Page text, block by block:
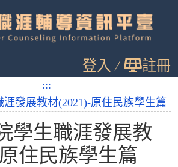
登入 註冊
:::
職涯圖書館
發展教材(2021)-原住民族學生篇
學生職涯發展教
住民族學生篇